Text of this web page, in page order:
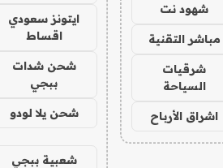
شهود نت
مباشر التقنية
شرقيات
السياحة
اشراق الأرباح
ايتونز سعودي
اقساط
شحن شدات
ببجي
شحن يلا لودو
شعبية ببجي